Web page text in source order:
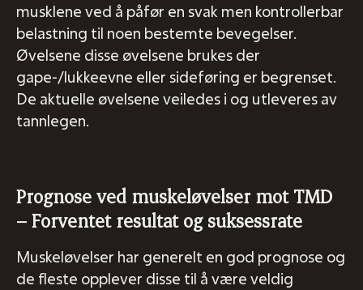
musklene ved å påfør en svak men kontrollerbar
belastning til noen bestemte bevegelser.
Øvelsene disse øvelsene brukes der
gape-/lukkeevne eller sideføring er begrenset.
De aktuelle øvelsene veiledes i og utleveres av
tannlegen.
Prognose ved muskeløvelser mot TMD
– Forventet resultat og suksessrate
Muskeløvelser har generelt en god prognose og
de fleste opplever disse til å være veldig